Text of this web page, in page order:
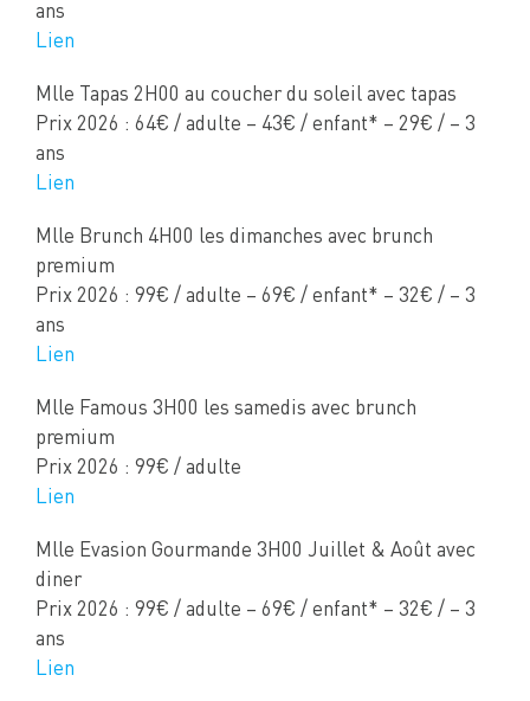
ans
Lien
Mlle Tapas 2H00 au coucher du soleil avec tapas
Prix 2026 : 64€ / adulte – 43€ / enfant* – 29€ / – 3
ans
Lien
Mlle Brunch 4H00 les dimanches avec brunch
premium
Prix 2026 : 99€ / adulte – 69€ / enfant* – 32€ / – 3
ans
Lien
Mlle Famous 3H00 les samedis avec brunch
premium
Prix 2026 : 99€ / adulte
Lien
Mlle Evasion Gourmande 3H00 Juillet & Août avec
diner
Prix 2026 : 99€ / adulte – 69€ / enfant* – 32€ / – 3
ans
Lien